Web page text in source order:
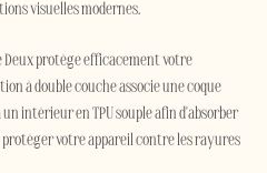
visuelles modernes.
Deux protège efficacement votre
à double couche associe une coque
intérieur en TPU souple afin d'absorber
protéger votre appareil contre les rayures